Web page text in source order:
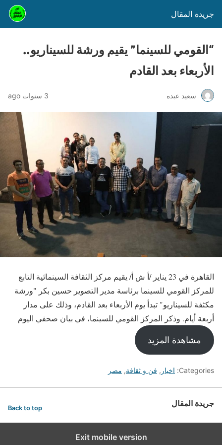
جريدة المقال
“القومي للسينما” يقيم ورشة للسيناريو..
الأربعاء بعد القادم
سعيد عبده 3 سنوات ago
القاهرة في 23 يناير /أ ش أ/ يقيم مركز الثقافة السينمائية التابع
للمركز القومي للسينما برئاسة مدير التصوير حسين بكر "ورشة
مكثفة للسيناريو" تبدأ يوم الأربعاء بعد القادم، وذلك على مدار
أربعة أيام. وذكر المركز القومي للسينما، في بيان صحفي اليوم
مشاهدة المزيد
Categories: اخبار , فن و ثقافة, مصر
جريدة المقال Back to top
Exit mobile version